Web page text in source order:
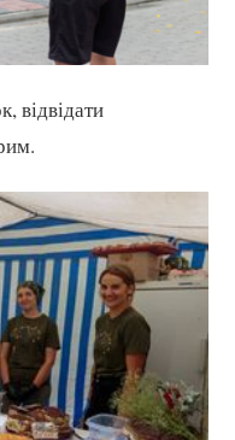
відвідати